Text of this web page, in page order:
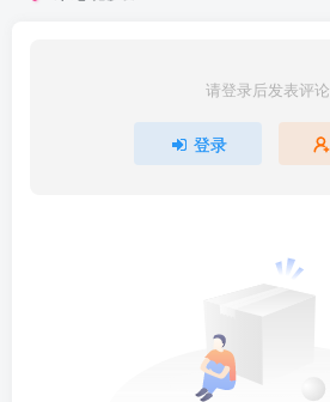
请登录后发表评论
登录